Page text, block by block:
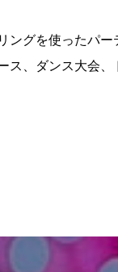
ングを使ったパ
ス、ダンス大会